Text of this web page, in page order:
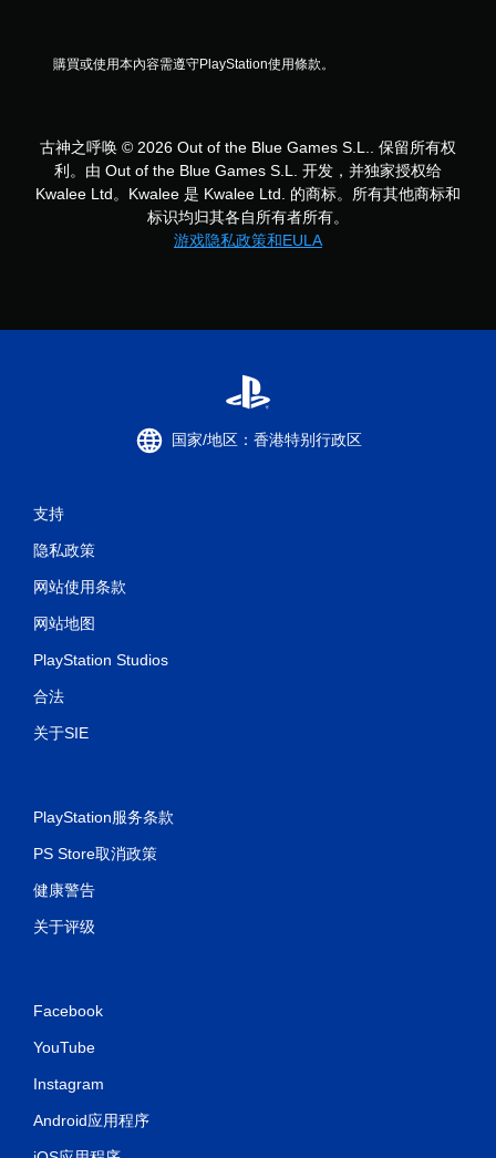
購買或使用本內容需遵守PlayStation使用條款。
古神之呼唤 © 2026 Out of the Blue Games S.L.. 保留所有权
利。由 Out of the Blue Games S.L. 开发，并独家授权给
Kwalee Ltd。Kwalee 是 Kwalee Ltd. 的商标。所有其他商标和
标识均归其各自所有者所有。
游戏隐私政策和EULA
国家/地区：香港特别行政区
支持
隐私政策
网站使用条款
网站地图
PlayStation Studios
合法
关于SIE
PlayStation服务条款
PS Store取消政策
健康警告
关于评级
Facebook
YouTube
Instagram
Android应用程序